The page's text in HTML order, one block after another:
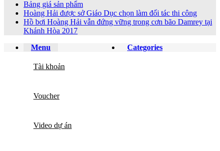
Bảng giá sản phẩm
Hoàng Hải được sở Giáo Dục chọn làm đối tác thi công
Hồ bơi Hoàng Hải vẫn đứng vững trong cơn bão Damrey tại
Khánh Hòa 2017
Menu
Categories
Tài khoản
Voucher
Video dự án